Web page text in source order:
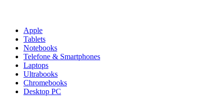
Apple
Tablets
Notebooks
Telefone & Smartphones
Laptops
Ultrabooks
Chromebooks
Desktop PC